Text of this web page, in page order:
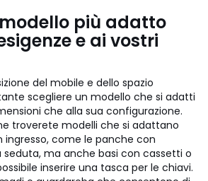
più adatto
e ai vostri
del mobile e dello spazio
scegliere un modello che si adatti
che alla sua configurazione.
troverete modelli che si adattano
come le panche con
ma anche basi con cassetti o
inserire una tasca per le chiavi.